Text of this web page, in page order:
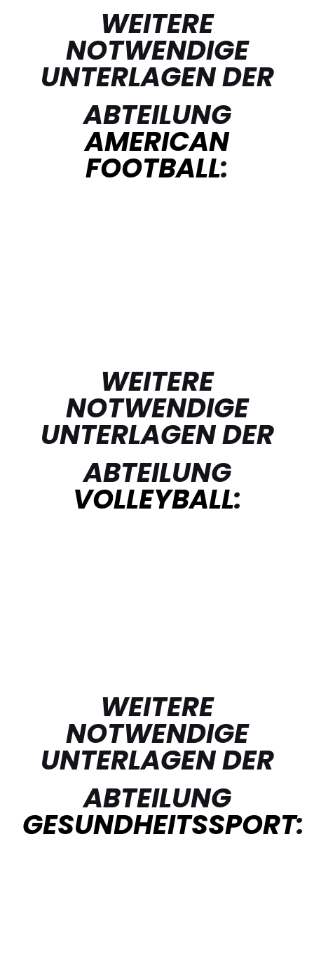
WEITERE
NOTWENDIGE
UNTERLAGEN DER
ABTEILUNG
AMERICAN
FOOTBALL:
WEITERE
NOTWENDIGE
UNTERLAGEN DER
ABTEILUNG
VOLLEYBALL:
WEITERE
NOTWENDIGE
UNTERLAGEN DER
ABTEILUNG
GESUNDHEITSSPORT: